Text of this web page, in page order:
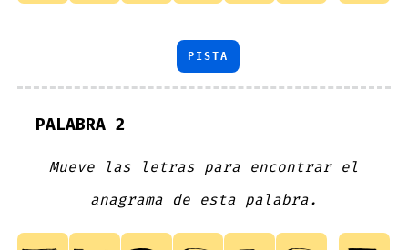
PISTA
PALABRA 2
Mueve las letras para encontrar el
anagrama de esta palabra.